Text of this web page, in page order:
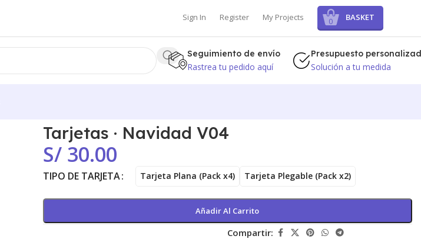
Sign In Register My Projects 0 BASKET
Seguimiento de envío
Rastrea tu pedido aquí
Presupuesto
Solución a tu medida
Tarjetas · Navidad V04
S/30.00
TIPO DE TARJETA Tarjeta Plana (Pack x4) Tarjeta Plegable (Pack x2)
Añadir Al Carrito
Compartir: